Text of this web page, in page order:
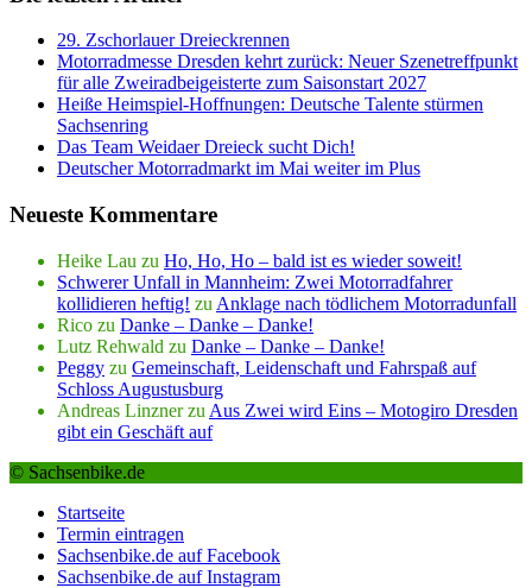
29. Zschorlauer Dreieckrennen
Motorradmesse Dresden kehrt zurück: Neuer Szenetreffpunkt
für alle Zweiradbeigeisterte zum Saisonstart 2027
Heiße Heimspiel-Hoffnungen: Deutsche Talente stürmen
Sachsenring
Das Team Weidaer Dreieck sucht Dich!
Deutscher Motorradmarkt im Mai weiter im Plus
Neueste Kommentare
Heike Lau zu Ho, Ho, Ho – bald ist es wieder soweit!
Schwerer Unfall in Mannheim: Zwei Motorradfahrer
kollidieren heftig! zu Anklage nach tödlichem Motorradunfall
Rico zu Danke – Danke – Danke!
Lutz Rehwald zu Danke – Danke – Danke!
Peggy zu Gemeinschaft, Leidenschaft und Fahrspaß auf
Schloss Augustusburg
Andreas Linznerzu Aus Zwei wird Eins – Motogiro Dresden
gibt ein Geschäft auf
© Sachsenbike.de
Startseite
Termin eintragen
Sachsenbike.de auf Facebook
Sachsenbike.de auf Instagram